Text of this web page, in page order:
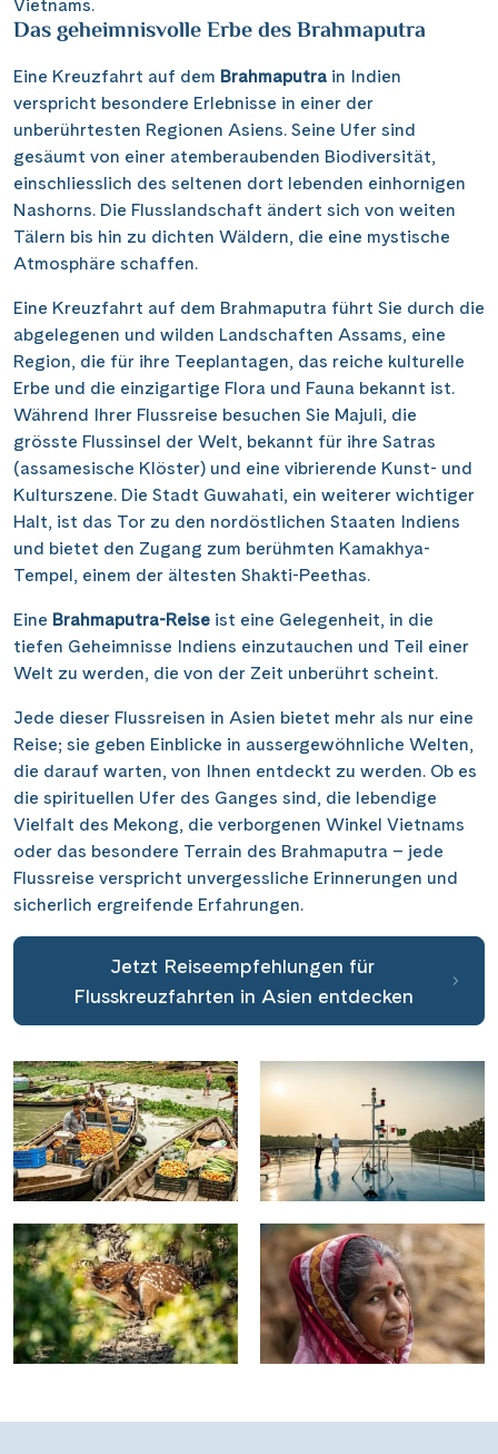
vom Wasser aus besonders atemberaubend. Jede dieser
Routen verspricht einzigartige Einblicke in die
Traditionen, die Gastronomie und die unberührte Natur
Vietnams.
Das geheimnisvolle Erbe des Brahmaputra
Eine Kreuzfahrt auf demBrahmaputrain Indien
verspricht besondere Erlebnisse in einer der
unberührtesten Regionen Asiens. Seine Ufer sind
gesäumt von einer atemberaubenden Biodiversität,
einschliesslich des seltenen dort lebenden einhornigen
Nashorns. Die Flusslandschaft ändert sich von weiten
Tälern bis hin zu dichten Wäldern, die eine mystische
Atmosphäre schaffen.
Eine Kreuzfahrt auf dem Brahmaputra führt Sie durch die
abgelegenen und wilden Landschaften Assams, eine
Region, die für ihre Teeplantagen, das reiche kulturelle
Erbe und die einzigartige Flora und Fauna bekannt ist.
Während Ihrer Flussreise besuchen Sie Majuli, die
grösste Flussinsel der Welt, bekannt für ihre Satras
(assamesische Klöster) und eine vibrierende Kunst- und
Kulturszene. Die Stadt Guwahati, ein weiterer wichtiger
Halt, ist das Tor zu den nordöstlichen Staaten Indiens
und bietet den Zugang zum berühmten Kamakhya-
Tempel, einem der ältesten Shakti-Peethas.
Eine Brahmaputra-Reise ist eine Gelegenheit, in die
tiefen Geheimnisse Indiens einzutauchen und Teil einer
Welt zu werden, die von der Zeit unberührt scheint.
Jede dieser Flussreisen in Asien bietet mehr als nur eine
Reise; sie geben Einblicke in aussergewöhnliche Welten,
die darauf warten, von Ihnen entdeckt zu werden. Ob es
die spirituellen Ufer des Ganges sind, die lebendige
Vielfalt des Mekong, die verborgenen Winkel Vietnams
oder das besondere Terrain des Brahmaputra – jede
Flussreise verspricht unvergessliche Erinnerungen und
sicherlich ergreifende Erfahrungen.
Flusskreuzfahrten in Asien entdecken